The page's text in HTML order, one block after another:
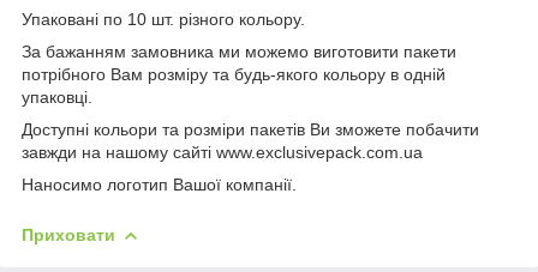
Упаковані по 10 шт. різного кольору.
За бажанням замовника ми можемо виготовити пакети
потрібного Вам розміру та будь-якого кольору в одній
упаковці.
Доступні кольори та розміри пакетів Ви зможете побачити
завжди на нашому сайті www.exclusivepack.com.ua
Наносимо логотип Вашої компанії.
Приховати